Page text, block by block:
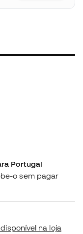
Portugal
o sem pagar
na loja